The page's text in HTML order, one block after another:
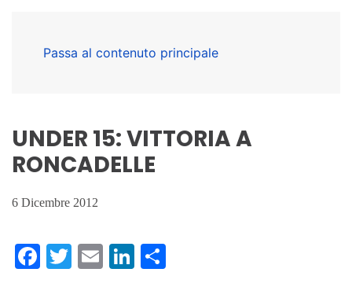
Passa al contenuto principale
UNDER 15: VITTORIA A
RONCADELLE
6 Dicembre 2012
Facebook
Twitter
EmailLinkedIn